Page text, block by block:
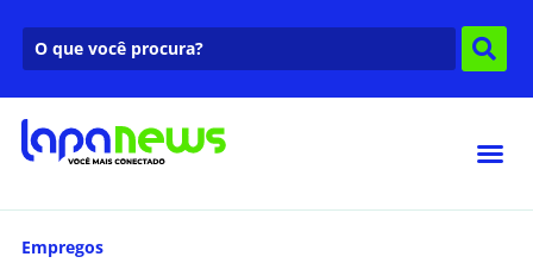
Empregos